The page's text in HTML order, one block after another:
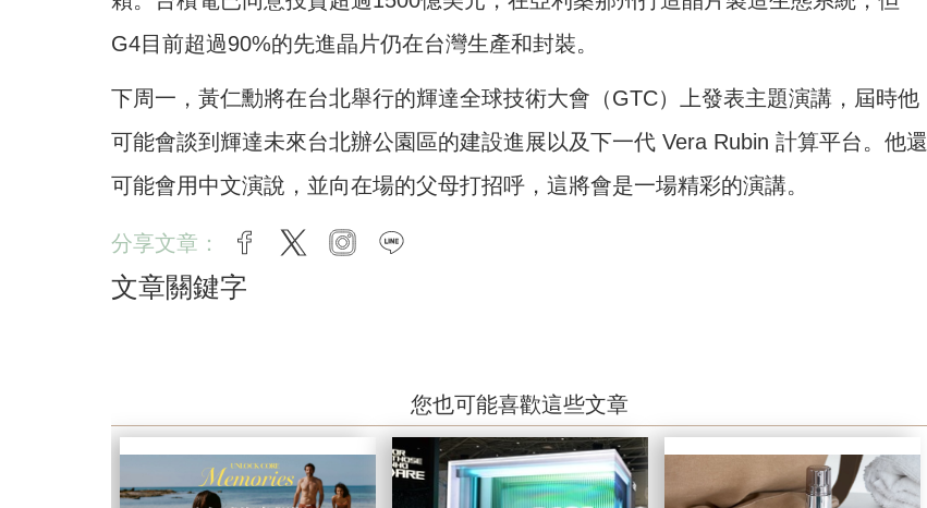
G4目前超過90%的先進晶片仍在台灣生產和封裝。
下周一，黃仁勳將在台北舉行的輝達全球技術大會（GTC）上發表主題演講，屆時他
可能會談到輝達未來台北辦公園區的建設進展以及下一代 Vera Rubin 計算平台。他還
可能會用中文演說，並向在場的父母打招呼，這將會是一場精彩的演講。
分享文章： facebook
twitter instagram
文章關鍵字
您也可能喜歡這些文章